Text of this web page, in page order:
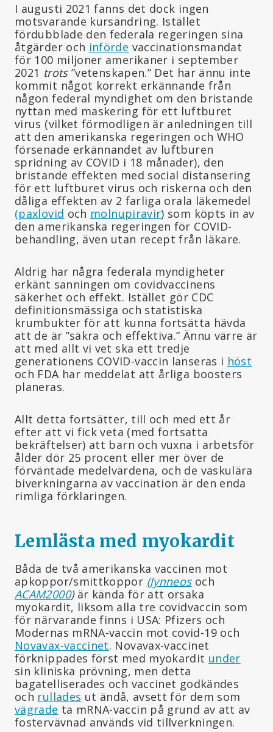
I augusti 2021 fanns det dock ingen
motsvarande kursändring. Istället
fördubblade den federala regeringen sina
åtgärder och införde vaccinationsmandat
för 100 miljoner amerikaner i september
2021 trots ”vetenskapen.” Det har ännu inte
kommit något korrekt erkännande från
någon federal myndighet om den bristande
nyttan med maskering för ett luftburet
virus (vilket förmodligen är anledningen till
att den amerikanska regeringen och WHO
försenade erkännandet av luftburen
spridning av COVID i 18 månader), den
bristande effekten med social distansering
för ett luftburet virus och riskerna och den
dåliga effekten av 2 farliga orala läkemedel
(paxlovid och molnupiravir) som köpts in av
den amerikanska regeringen för COVID-
behandling, även utan recept från läkare.
Aldrig har några federala myndigheter
erkänt sanningen om covidvaccinens
säkerhet och effekt. Istället gör CDC
definitionsmässiga och statistiska
krumbukter för att kunna fortsätta hävda
att de är ”säkra och effektiva.” Ännu värre är
att med allt vi vet ska ett tredje
generationens COVID-vaccin lanseras i höst
och FDA har meddelat att årliga boosters
planeras.
Allt detta fortsätter, till och med ett år
efter att vi fick veta (med fortsatta
bekräftelser) att barn och vuxna i arbetsför
ålder dör 25 procent eller mer över de
förväntade medelvärdena, och de vaskulära
biverkningarna av vaccination är den enda
rimliga förklaringen.
Lemlästa med myokardit
Båda de två amerikanska vaccinen mot
apkoppor/smittkoppor (Jynneosoch
ACAM2000)är kända för att orsaka
myokardit, liksom alla tre covidvaccin som
för närvarande finns i USA: Pfizers och
Modernas mRNA-vaccin mot covid-19 och
Novavax-vaccinet. Novavax-vaccinet
förknippades först med myokardit under
sin kliniska prövning, men detta
bagatelliserades och vaccinet godkändes
och rullades ut ändå, avsett för dem som
vägrade ta mRNA-vaccin på grund av att av
fostervävnad används vid tillverkningen.